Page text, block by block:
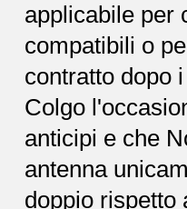
applicabile per
compatibili o
contratto dopo
Colgo
anticipi e che
antenna
doppio rispetto